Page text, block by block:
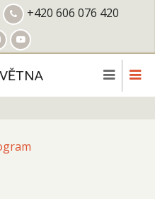
+420 606 076 420